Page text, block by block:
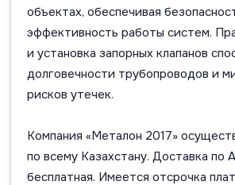
объектах, обеспечивая
эффективность работы систем.
и установка запорных клапанов
долговечности трубопроводов и
рисков утечек.
Компания «Металон 2017»
по всему Казахстану. Доставка по
бесплатная. Имеется отсрочка